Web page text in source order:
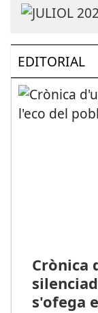
EDITORIAL
Crònica
s'ofega